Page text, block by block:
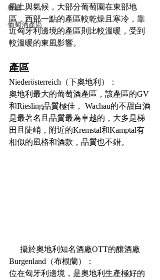
餐廳
葡萄酒產區
風土與氣候，大部分葡萄園在東部地
區，西部一點的產區較乾燥且寒冷，靠
近匈牙利邊境的產區則比較溫暖，受到
較溫暖的東風影響。
產區
Niederösterreich（下奧地利）：
奧地利最大的葡萄酒產區，該產區的GV
和Riesling品質極佳， Wachau的不甜白酒
是最著名且品質最為卓越的，大多是梯
田且陡峭，附近的Kremstal和Kamptal有
相似的風格和酒款，品質也不錯。
攝於奧地利知名酒廠OTT的釀酒廠
Burgenland（布根蘭）：
位在匈牙利邊境，是奧地利生產極好的